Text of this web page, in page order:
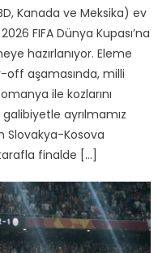
Kanada ve Meksika) ev
FIFA Dünya Kupası’na
hazırlanıyor. Eleme
off aşamasında, milli
ile kozlarını
ayrılmamız
Slovakya-Kosova
finalde […]